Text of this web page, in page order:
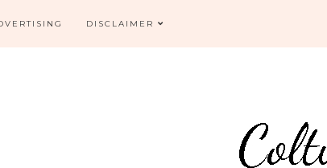
DISCLAIMER